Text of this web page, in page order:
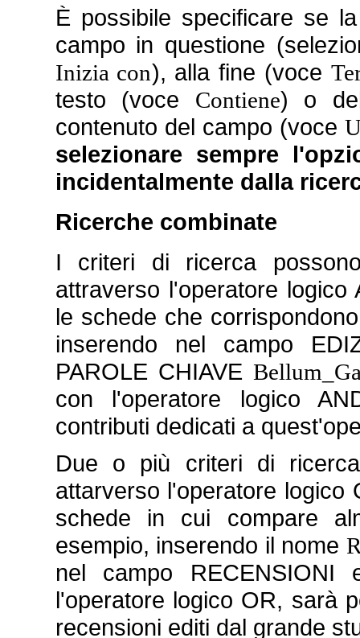
È possibile specificare se
campo in questione
Inizia con), alla fine (voce
testo (voce Contiene) o
contenuto del campo (voce
selezionare sempre
incidentalmente dalla
Ricerche combinate
I criteri di ricerca
attraverso l'operatore
le schede che
inserendo nel campo
PAROLE CHIAVE
con l'operatore logico
contributi dedicati a
Due o più criteri di
attarverso l'operatore logico
schede in cui compare
esempio, inserendo il nome
nel campo
l'operatore logico OR, sarà
recensioni editi dal grande